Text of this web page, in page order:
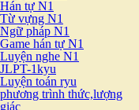
Hán tự N1
Từ vựng N1
Ngữ pháp N1
Game hán tự N1
Luyện nghe N1
JLPT-1kyu
Luyện toán ryu
phương trình thức,lượng
giác